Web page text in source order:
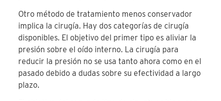
Otro método de tratamiento menos conservador
implica la cirugía. Hay dos categorías de cirugía
disponibles. El objetivo del primer tipo es aliviar la
presión sobre el oído interno. La cirugía para
reducir la presión no se usa tanto ahora como en el
pasado debido a dudas sobre su efectividad a largo
plazo.